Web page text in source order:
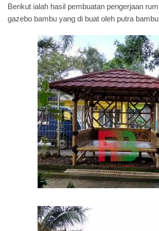
Berikut ialah hasil pembuatan pengerjaan
gazebo bambu yang di buat oleh putra